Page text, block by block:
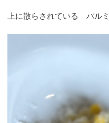
上に散らされている パル